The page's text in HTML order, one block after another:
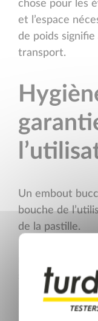
chose pour les
et l’espace
de poids signifie
transport.
Un embout
bouche de
de la pastille.
remontée
supprime ainsi
infimes pour